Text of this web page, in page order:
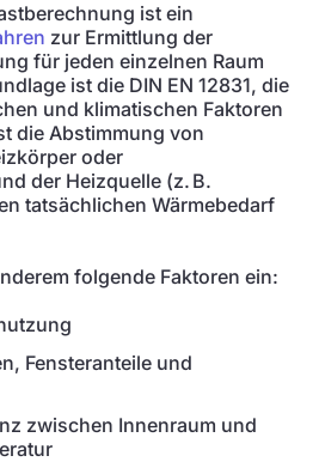
ist ein
zur Ermittlung der
für jeden einzelnen Raum
ist die DIN EN 12831, die
und klimatischen Faktoren
die Abstimmung von
oder
der Heizquelle (z. B.
tatsächlichen Wärmebedarf
folgende Faktoren ein:
Fensteranteile und
zwischen Innenraum und